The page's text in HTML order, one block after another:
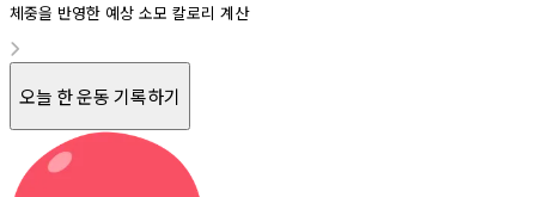
체중을 반영한 예상 소모 칼로리 계산
오늘 한 운동 기록하기